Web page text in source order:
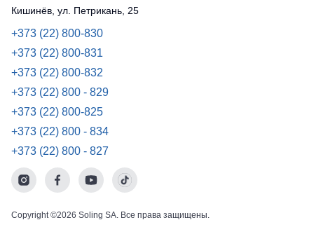
Кишинёв, ул. Петрикань, 25
+373 (22) 800-830
+373 (22) 800-831
+373 (22) 800-832
+373 (22) 800 - 829
+373 (22) 800-825
+373 (22) 800 - 834
+373 (22) 800 - 827
Copyright ©2026 Soling SA. Все права защищены.